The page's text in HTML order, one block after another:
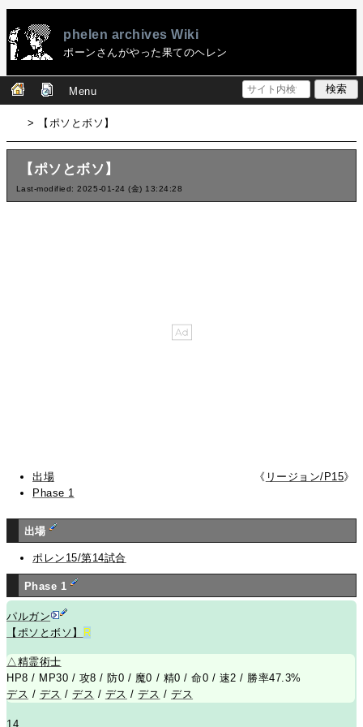
phelen archives Wiki
ポーンさんがやった果てのヘレン
Menu
> 【ポソとボソ】
【ポソとボソ】
Last-modified: 2025-01-24 (金) 13:24:28
出場
Phase 1
《 リージョン/P15》
出場
ポレン15/第14試合
Phase 1
パルガン
【ポソとボソ】
R
△精霊術士
HP8 / MP30 / 攻8 / 防0 / 魔0 / 精0 / 命0 / 速2 / 勝率47.3%
デス / デス /デス / デス /デス /デス
14